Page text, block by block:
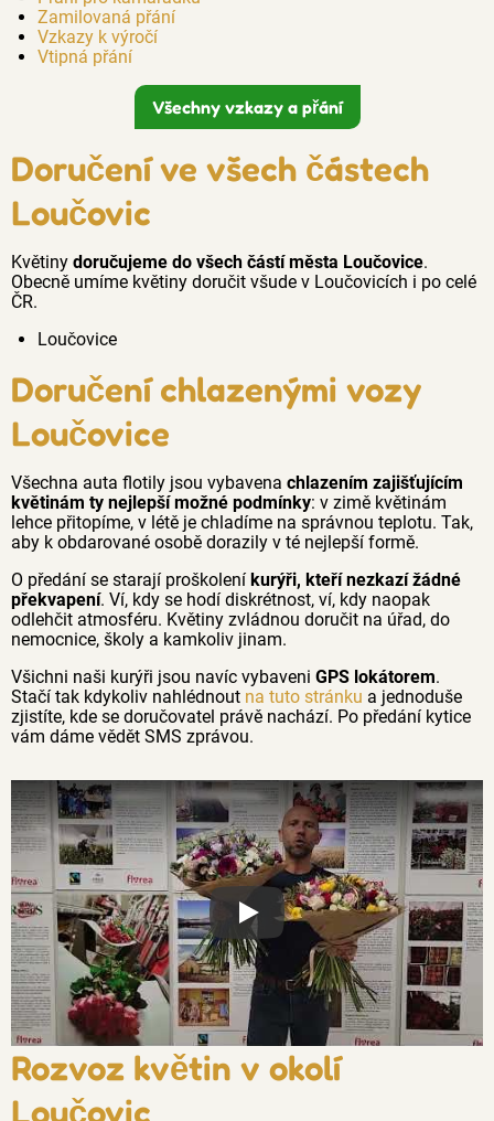
Zamilovaná přání
Vzkazy k výročí
Vtipná přání
Všechny vzkazy a přání
Doručení ve všech částech
Loučovic
Květiny doručujeme do všech částí města Loučovice.
Obecně umíme květiny doručit všude v Loučovicích i po celé
ČR.
Loučovice
Doručení chlazenými vozy
Loučovice
Všechna auta flotily jsou vybavena chlazením zajišťujícím
květinám ty nejlepší možné podmínky: v zimě květinám
lehce přitopíme, v létě je chladíme na správnou teplotu. Tak,
aby k obdarované osobě dorazily v té nejlepší formě.
O předání se starají proškolení kurýři, kteří nezkazí žádné
překvapení. Ví, kdy se hodí diskrétnost, ví, kdy naopak
odlehčit atmosféru. Květiny zvládnou doručit na úřad, do
nemocnice, školy a kamkoliv jinam.
Všichni naši kurýři jsou navíc vybaveni GPS lokátorem.
Stačí tak kdykoliv nahlédnout na tuto stránku a jednoduše
zjistíte, kde se doručovatel právě nachází. Po předání kytice
vám dáme vědět SMS zprávou.
Proč jsou květiny z Florea tak
Rozvoz květin v okolí
Loučovic